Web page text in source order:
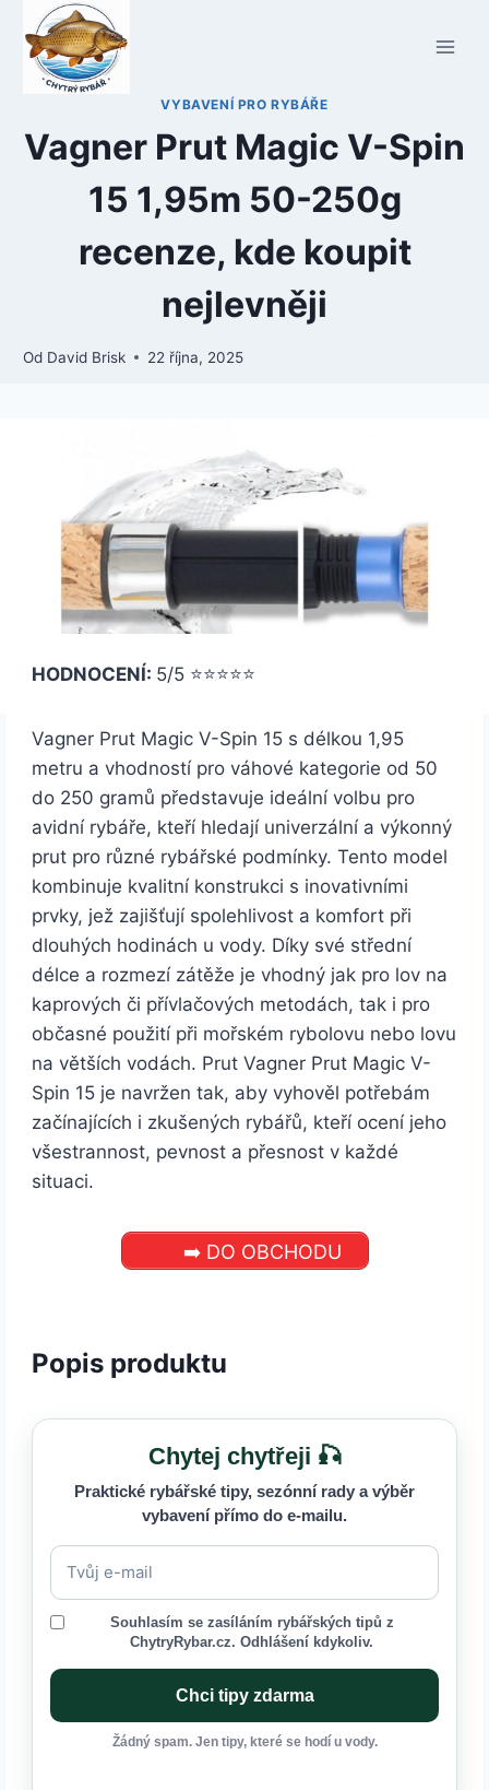
Přeskočit
obsah
VYBAVENÍ PRO RYBÁŘE
Vagner Prut Magic V-Spin
15 1,95m 50-250g
recenze, kde koupit
nejlevněji
Od David Brisk 22 října, 2025
HODNOCENÍ: 5/5 ⭐⭐⭐⭐⭐
Vagner Prut Magic V-Spin 15 s délkou 1,95
metru a vhodností pro váhové kategorie od 50
do 250 gramů představuje ideální volbu pro
avidní rybáře, kteří hledají univerzální a výkonný
prut pro různé rybářské podmínky. Tento model
kombinuje kvalitní konstrukci s inovativními
prvky, jež zajišťují spolehlivost a komfort při
dlouhých hodinách u vody. Díky své střední
délce a rozmezí zátěže je vhodný jak pro lov na
kaprových či přívlačových metodách, tak i pro
občasné použití při mořském rybolovu nebo lovu
na větších vodách. Prut Vagner Prut Magic V-
Spin 15 je navržen tak, aby vyhověl potřebám
začínajících i zkušených rybářů, kteří ocení jeho
všestrannost, pevnost a přesnost v každé
situaci.
➡️ DO OBCHODU
Popis produktu
Chytej chytřeji 🎣
Praktické rybářské tipy, sezónní rady a výběr
vybavení přímo do e-mailu.
Souhlasím se zasíláním rybářských tipů z
ChytryRybar.cz. Odhlášení kdykoliv.
Chci tipy zdarma
Žádný spam. Jen tipy, které se hodí u vody.